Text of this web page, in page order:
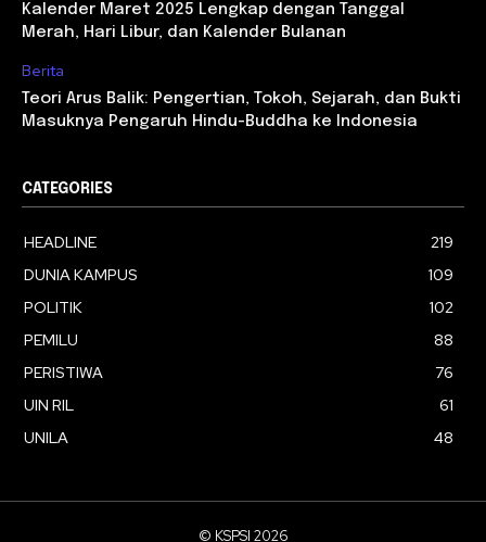
Kalender Maret 2025 Lengkap dengan Tanggal
Merah, Hari Libur, dan Kalender Bulanan
Berita
Teori Arus Balik: Pengertian, Tokoh, Sejarah, dan Bukti
Masuknya Pengaruh Hindu-Buddha ke Indonesia
CATEGORIES
HEADLINE
219
DUNIA KAMPUS
109
POLITIK
102
PEMILU
88
PERISTIWA
76
UIN RIL
61
UNILA
48
© KSPSI 2026